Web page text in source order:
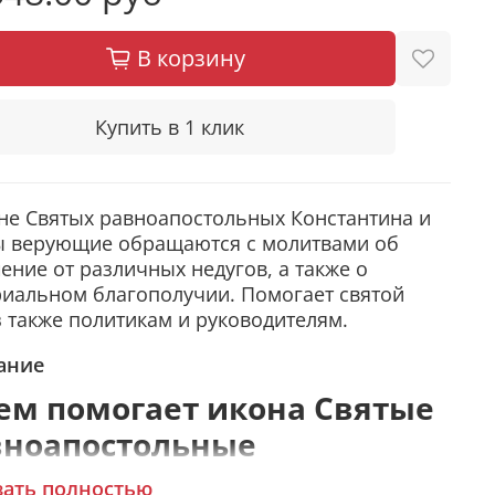
В корзину
Купить в 1 клик
Святых равноапостольных Константина и
верующие обращаются с молитвами об
от различных недугов, а также о
благополучии. Помогает святой
также политикам и руководителям.
помогает икона Святые
и Елена
полностью